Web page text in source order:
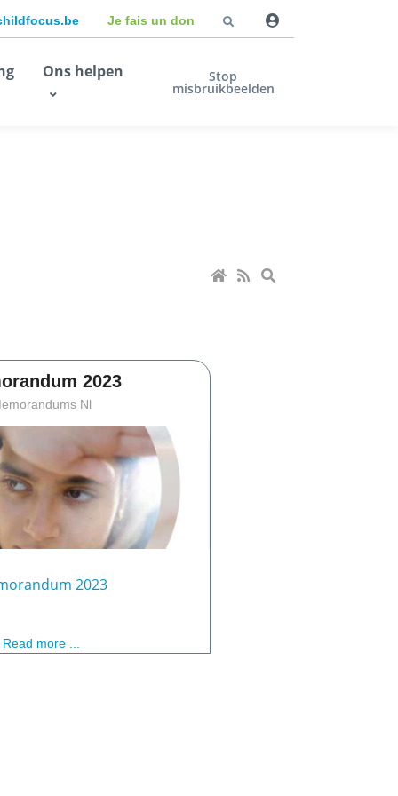
Je fais un don
Ons helpen Stop
misbruikbeelden
2023
Nl
2023
Read more ...